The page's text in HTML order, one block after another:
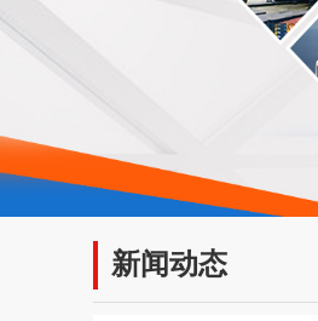
新闻动态